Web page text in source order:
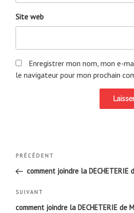
Site web
Enregistrer mon nom, mon e-
le navigateur pour mon prochain
Navigation
de
l’article
Article
précédent
PRÉCÉDENT
comment joindre la DECHETERIE
Article
suivant
SUIVANT
comment joindre la DECHETERIE de